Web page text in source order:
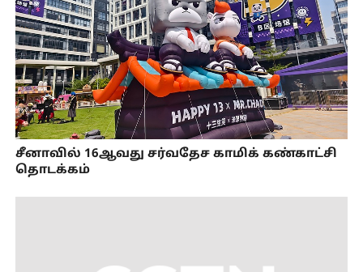
சீனாவில் 16ஆவது சர்வதேச காமிக் கண்காட்சி
தொடக்கம்